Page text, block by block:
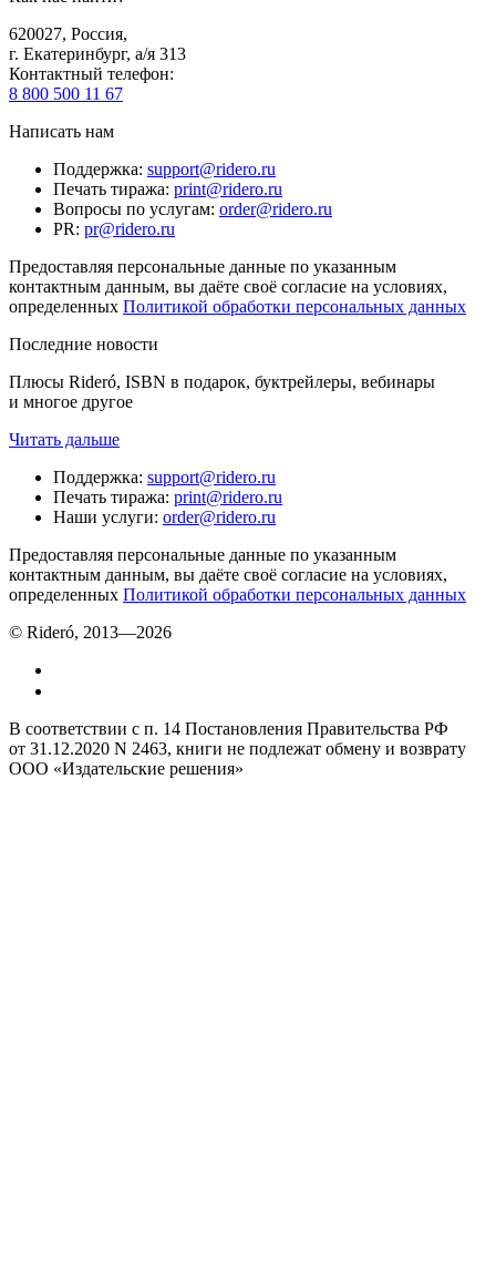
620027, Россия,
г. Екатеринбург, а/я 313
Контактный телефон:
8 800 500 11 67
Написать нам
Поддержка: support@ridero.ru
Печать тиража: print@ridero.ru
Вопросы по услугам: order@ridero.ru
PR: pr@ridero.ru
Предоставляя персональные данные по указанным
контактным данным, вы даёте своё согласие на условиях,
определенных Политикой обработки персональных данных
Последние новости
Плюсы Rideró, ISBN в подарок, буктрейлеры, вебинары
и многое другое
Читать дальше
Поддержка: support@ridero.ru
Печать тиража: print@ridero.ru
Наши услуги: order@ridero.ru
Предоставляя персональные данные по указанным
контактным данным, вы даёте своё согласие на условиях,
определенных Политикой обработки персональных данных
© Rideró, 2013—2026
В соответствии с п. 14 Постановления Правительства РФ
от 31.12.2020 N 2463, книги не подлежат обмену и возврату
ООО «Издательские решения»